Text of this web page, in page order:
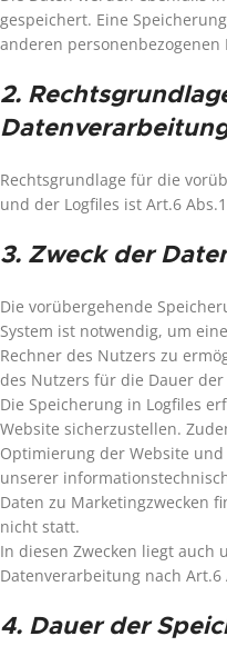
gespeichert. Eine
anderen
2.
Rechtsgrundlage für die
und der Logfiles ist Art.6
3. Zweck der
Die vorübergehende
System ist notwendig, um
Rechner des Nutzers zu
des Nutzers für die Dauer
Die Speicherung in Logfiles
Website sicherzustellen.
Optimierung der Website
unserer
Daten zu Marketingzwecken
nicht statt.
In diesen Zwecken liegt auch
Datenverarbeitung nach Art.6
4. Dauer der